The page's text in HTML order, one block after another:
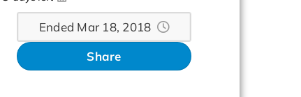
Ended Mar 18, 2018
Share